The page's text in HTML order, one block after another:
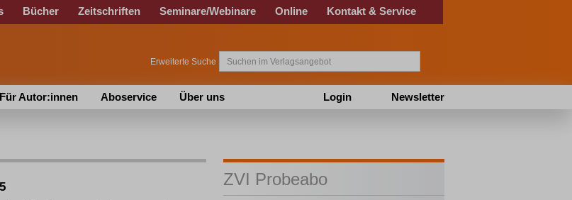
Bücher Zeitschriften Seminare/Webinare Online Kontakt & Service
Erweiterte Suche
Für Autor:innen Aboservice Über uns Newsletter
Login
ZVI Probeabo